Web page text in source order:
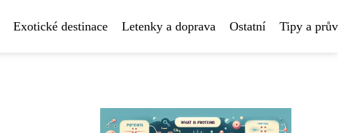
Exotické destinace Letenky a doprava Ostatní Tipy a